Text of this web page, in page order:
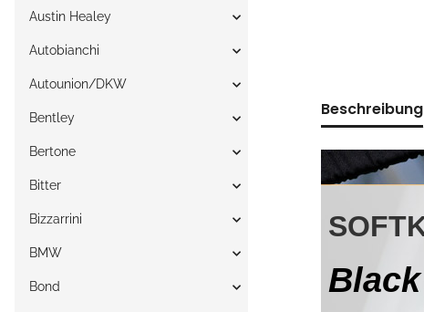
Beschreibung
Austin Healey
Autobianchi
Autounion/DKW
Bentley
Bertone
Bitter
Bizzarrini
BMW
Bond